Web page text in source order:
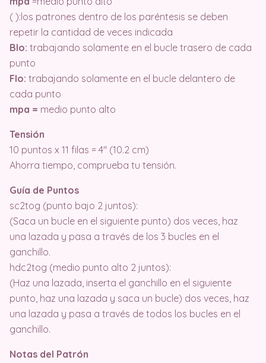
( ):los patrones dentro de los paréntesis se deben
repetir la cantidad de veces indicada
Blo: trabajando solamente en el bucle trasero de cada
punto
Flo: trabajando solamente en el bucle delantero de
cada punto
mpa = medio punto alto
Tensión
10 puntos x 11 filas = 4″ (10.2 cm)
Ahorra tiempo, comprueba tu tensión.
Guía de Puntos
sc2tog (punto bajo 2 juntos):
(Saca un bucle en el siguiente punto) dos veces, haz
una lazada y pasa a través de los 3 bucles en el
ganchillo.
hdc2tog (medio punto alto 2 juntos):
(Haz una lazada, inserta el ganchillo en el siguiente
punto, haz una lazada y saca un bucle) dos veces, haz
una lazada y pasa a través de todos los bucles en el
ganchillo.
Notas del Patrón